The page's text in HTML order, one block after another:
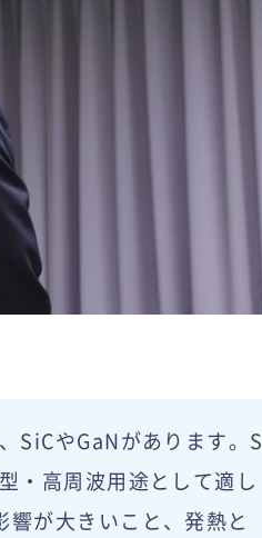
SiCやGaNがあります。S
・高周波用途として適し
が大きいこと、発熱と